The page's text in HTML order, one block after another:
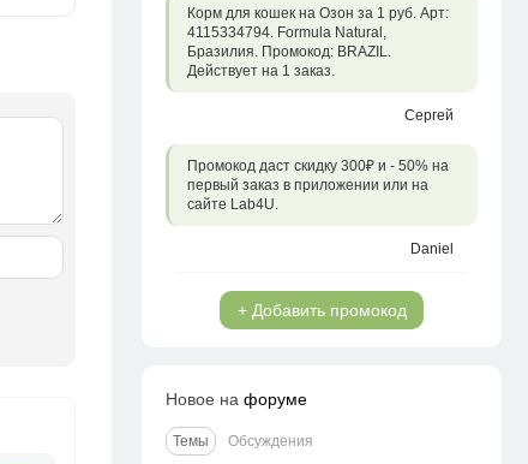
Корм для кошек на Озон за 1 руб. Арт:
4115334794. Formula Natural,
Бразилия. Промокод: BRAZIL.
Действует на 1 заказ.
Сергей
Промокод даст скидку 300₽ и - 50% на
первый заказ в приложении или на
сайте Lab4U.
Daniel
+ Добавить промокод
Новое на форуме
Темы Обсуждения